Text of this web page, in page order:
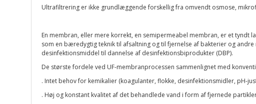
Ultrafiltrering er ikke grundlæggende forskellig fra omvendt osmose,
En membran, eller mere korrekt, en semipermeabel membran, er et
som en bæredygtig teknik til afsaltning og til fjernelse af bakterier og
desinfektionsmiddel til dannelse af desinfektionsbiprodukter (DBP).
De største fordele ved UF-membranprocessen sammenlignet med
. Intet behov for kemikalier (koagulanter, flokke, desinfektionsmidler, pH-
. Høj og konstant kvalitet af det behandlede vand i form af fjernede